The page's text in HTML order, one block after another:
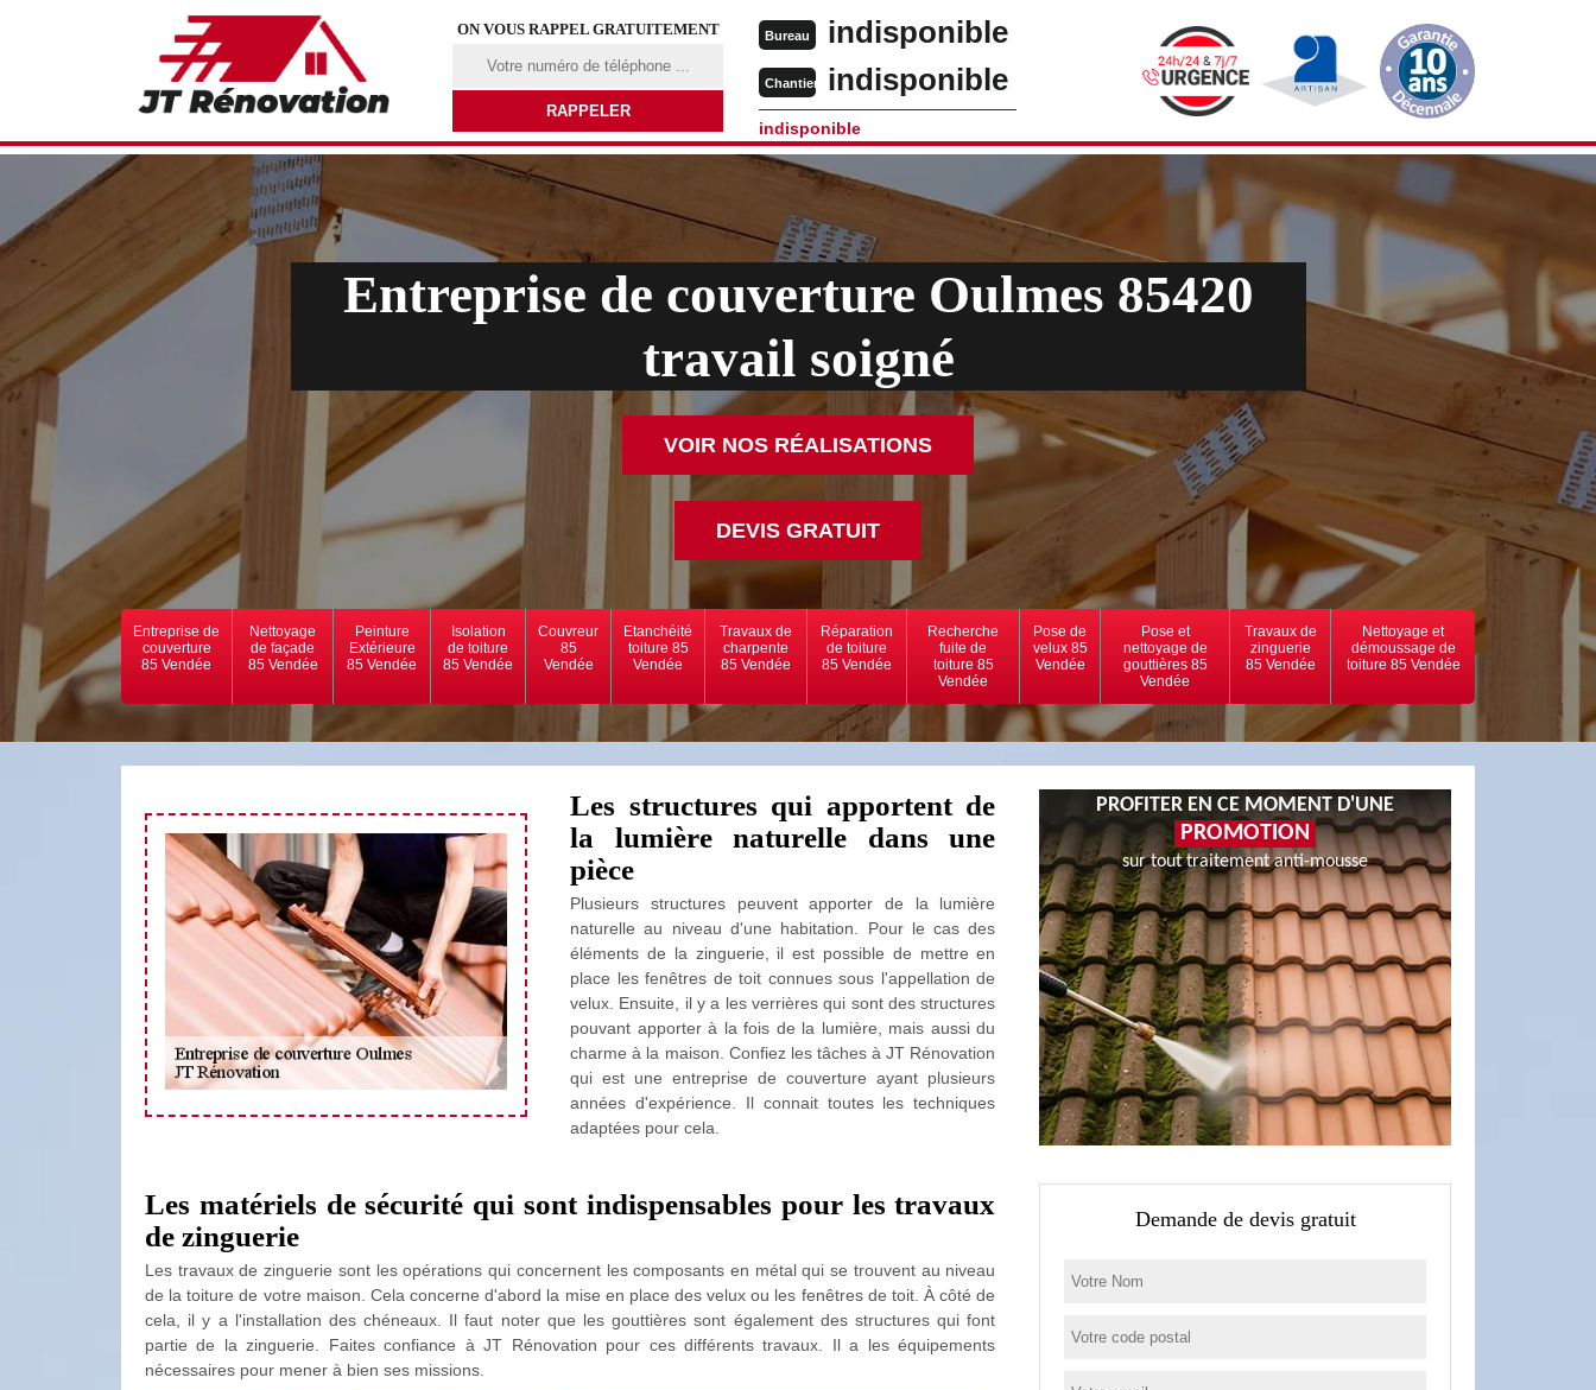
ON VOUS RAPPEL GRATUITEMENT Bureau indisponible
Chantier indisponible
indisponible
Entreprise de couverture Oulmes 85420
travail soigné
VOIR NOS RÉALISATIONS
DEVIS GRATUIT
Entreprise de
couverture
85 Vendée
Nettoyage
de façade
85 Vendée
Peinture
Extérieure
85 Vendée
Isolation
de toiture
85 Vendée
Couvreur
85
Vendée
Etanchéité
toiture 85
Vendée
Travaux de
charpente
85 Vendée
Réparation
de toiture
85 Vendée
Recherche
fuite de
toiture 85
Vendée
Pose de
velux 85
Vendée
Pose et
nettoyage de
gouttières 85
Vendée
Travaux de
zinguerie
85 Vendée
Nettoyage et
démoussage de
toiture 85 Vendée
Les structures qui apportent de
la lumière naturelle dans une
pièce
Plusieurs structures peuvent apporter de la lumière
naturelle au niveau d'une habitation. Pour le cas des
éléments de la zinguerie, il est possible de mettre en
place les fenêtres de toit connues sous l'appellation de
velux. Ensuite, il y a les verrières qui sont des structures
pouvant apporter à la fois de la lumière, mais aussi du
charme à la maison. Confiez les tâches à JT Rénovation
qui est une entreprise de couverture ayant plusieurs
années d'expérience. Il connait toutes les techniques
adaptées pour cela.
Les matériels de sécurité qui sont indispensables pour les travaux
de zinguerie
Les travaux de zinguerie sont les opérations qui concernent les composants en métal qui se trouvent au niveau
de la toiture de votre maison. Cela concerne d'abord la mise en place des velux ou les fenêtres de toit. À côté de
cela, il y a l'installation des chéneaux. Il faut noter que les gouttières sont également des structures qui font
partie de la zinguerie. Faites confiance à JT Rénovation pour ces différents travaux. Il a les équipements
nécessaires pour mener à bien ses missions.
PROFITER EN CE MOMENT D'UNE
PROMOTION
sur tout traitement anti-mousse
Demande de devis gratuit